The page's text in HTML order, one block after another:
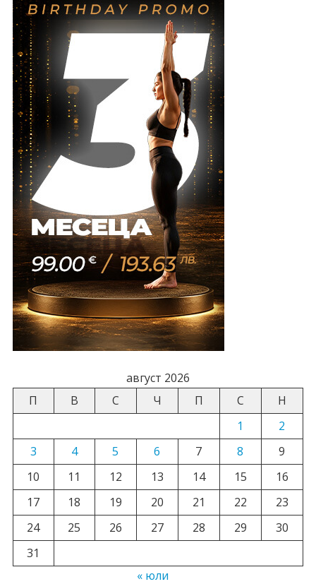
август 2026
П
В С Ч П С
Н
1
2
3
4 5 6 7 8
9
10
11 12 13 14 15
16
17
18 19 20 21 22
23
24
25 26 27 28 29
30
31
« юли